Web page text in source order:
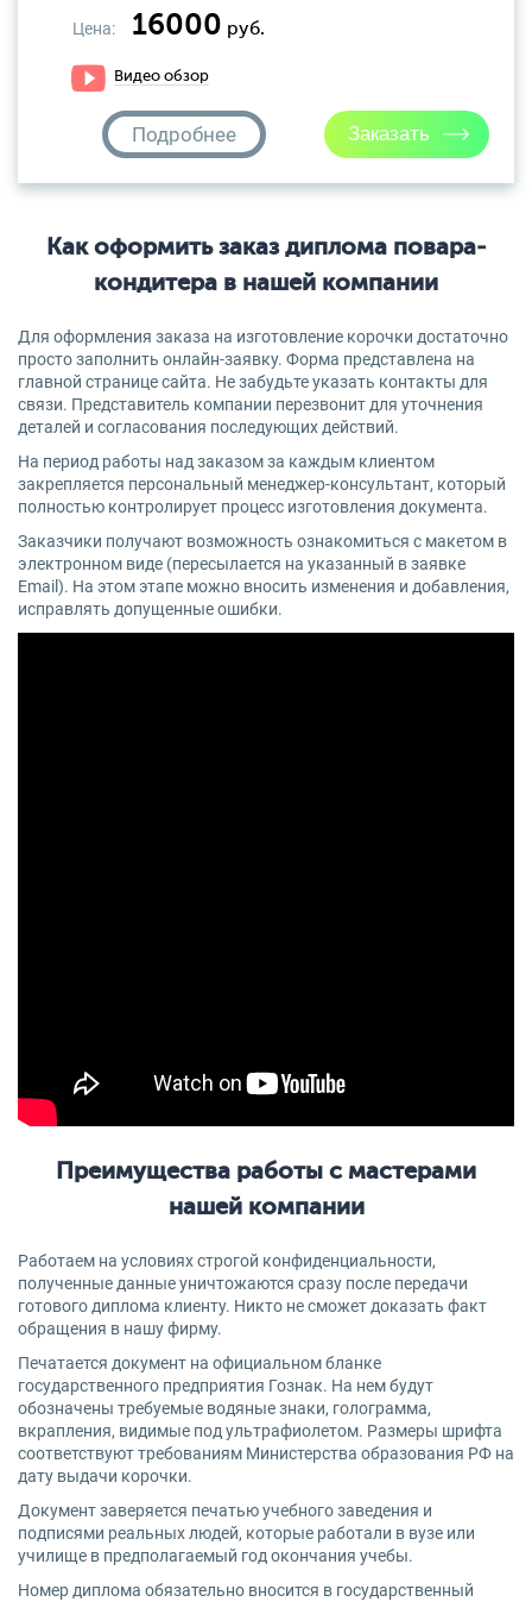
Цена: 16000 руб.
Видео обзор
Подробнее
Как оформить заказ диплома повара-
кондитера в нашей компании
Для оформления заказа на изготовление корочки достаточно
просто заполнить онлайн-заявку. Форма представлена на
главной странице сайта. Не забудьте указать контакты для
связи. Представитель компании перезвонит для уточнения
деталей и согласования последующих действий.
На период работы над заказом за каждым клиентом
закрепляется персональный менеджер-консультант, который
полностью контролирует процесс изготовления документа.
Заказчики получают возможность ознакомиться с макетом в
электронном виде (пересылается на указанный в заявке
Email). На этом этапе можно вносить изменения и добавления,
исправлять допущенные ошибки.
Преимущества работы с мастерами
нашей компании
Работаем на условиях строгой конфиденциальности,
полученные данные уничтожаются сразу после передачи
готового диплома клиенту. Никто не сможет доказать факт
обращения в нашу фирму.
Печатается документ на официальном бланке
государственного предприятия Гознак. На нем будут
обозначены требуемые водяные знаки, голограмма,
вкрапления, видимые под ультрафиолетом. Размеры шрифта
соответствуют требованиям Министерства образования РФ на
дату выдачи корочки.
Документ заверяется печатью учебного заведения и
подписями реальных людей, которые работали в вузе или
училище в предполагаемый год окончания учебы.
Номер диплома обязательно вносится в государственный